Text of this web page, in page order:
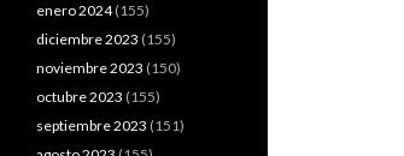
enero 2024(155)
diciembre 2023 (155)
noviembre 2023 (150)
octubre 2023 (155)
septiembre 2023 (151)